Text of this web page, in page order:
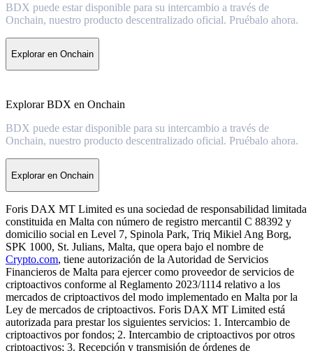
BDX puede estar disponible para su intercambio a través de
Onchain, nuestro producto descentralizado oficial. Pruébalo ahora.
Explorar en Onchain
Explorar BDX en Onchain
BDX puede estar disponible para su intercambio a través de
Onchain, nuestro producto descentralizado oficial. Pruébalo ahora.
Explorar en Onchain
Foris DAX MT Limited es una sociedad de responsabilidad limitada
constituida en Malta con número de registro mercantil C 88392 y
domicilio social en Level 7, Spinola Park, Triq Mikiel Ang Borg,
SPK 1000, St. Julians, Malta, que opera bajo el nombre de
Crypto.com, tiene autorización de la Autoridad de Servicios
Financieros de Malta para ejercer como proveedor de servicios de
criptoactivos conforme al Reglamento 2023/1114 relativo a los
mercados de criptoactivos del modo implementado en Malta por la
Ley de mercados de criptoactivos. Foris DAX MT Limited está
autorizada para prestar los siguientes servicios: 1. Intercambio de
criptoactivos por fondos; 2. Intercambio de criptoactivos por otros
criptoactivos; 3. Recepción y transmisión de órdenes de